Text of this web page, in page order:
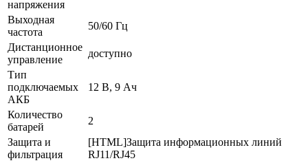
напряжения
Выходная
частота
50/60 Гц
Дистанционное
управление
доступно
Тип
подключаемых
АКБ
12 В, 9 Ач
Количество
батарей
2
Защита и
фильтрация
[HTML]Защита информационных линий
RJ11/RJ45